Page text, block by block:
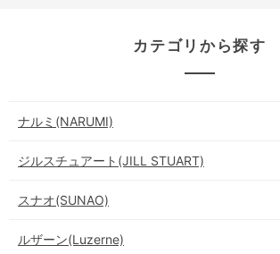
カテゴリから探す
ナルミ(NARUMI)
ジルスチュアート(JILL STUART)
スナオ(SUNAO)
ルザーン(Luzerne)